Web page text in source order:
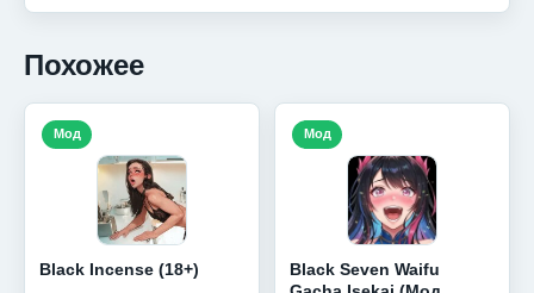
Похожее
Black Incense (18+)
Мод
Black Seven Waifu
Мод